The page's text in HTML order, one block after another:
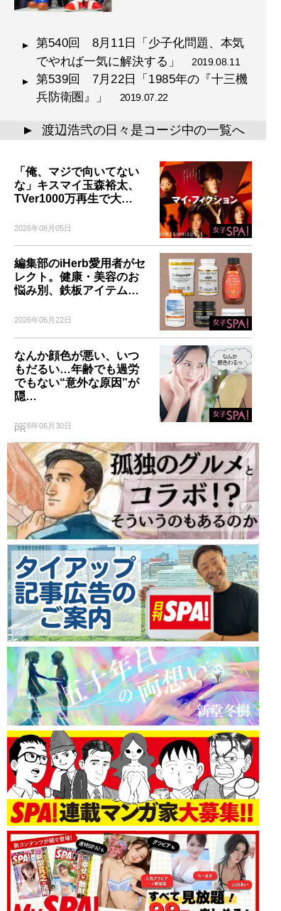
第540回 8月11日「少子化問題、本気
でやれば一気に解決する」
2019.08.11
第539回 7月22日「1985年の『十三機
兵防衛圏』」 2019.07.22
▲ 渡辺浩弐の日々是コージ中の一覧へ
「俺、マジで向いてない
な」キスマイ玉森裕太、
TVer1000万再生で大…
2026年08月05日
編集部のiHerb愛用者がセ
レクト。健康・美容のお
悩み別、鉄板アイテム…
2026年06月22日
なんか顔色が悪い、いつ
もだるい…年齢でも過労
でもない“意外な原因”が
隠…
2026年06月30日
PR